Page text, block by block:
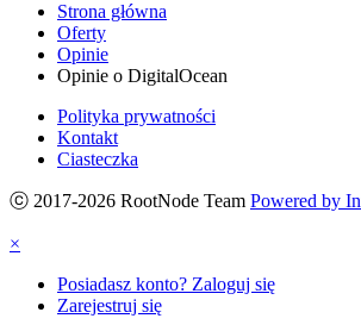
Strona główna
Oferty
Opinie
Opinie o DigitalOcean
Polityka prywatności
Kontakt
Ciasteczka
ⓒ 2017-2026 RootNode Team Powered by
×
Posiadasz konto? Zaloguj się
Zarejestruj się